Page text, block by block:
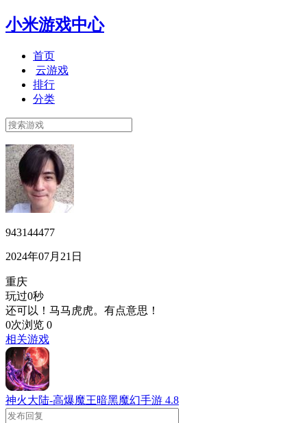
小米游戏中心
首页
云游戏
排行
分类
943144477
2024年07月21日
重庆
玩过0秒
还可以！马马虎虎。有点意思！
0次浏览 0
相关游戏
神火大陆-高爆魔王暗黑魔幻手游 4.8